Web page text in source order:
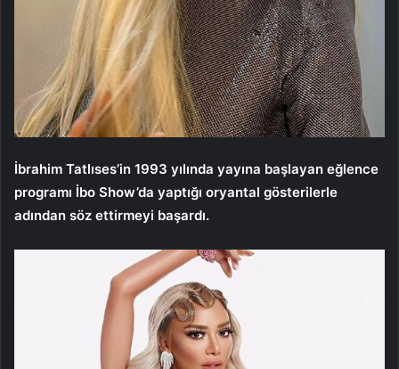
İbrahim Tatlıses’in 1993 yılında yayına başlayan eğlence
programı İbo Show’da yaptığı oryantal gösterilerle
adından söz ettirmeyi başardı.